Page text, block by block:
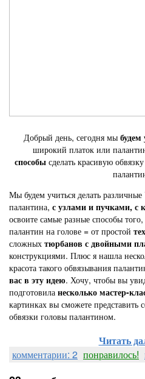
Добрый день, сегодня мы будем
широкий платок или
способысделать красивую
Мы будем учиться делать
палантина, с узлами и пучками, с
освоите самые разные способы
палантин на голове = от простой
сложных тюрбанов с двойными
конструкциями. Плюс я нашла
красота такого обвязывания
вас в эту идею. Хочу, чтобы вы
подготовила несколько мастер-
картинках вы сможете представить
обвязки головы палантином.
Читать
комментарии: 2 понравилось!